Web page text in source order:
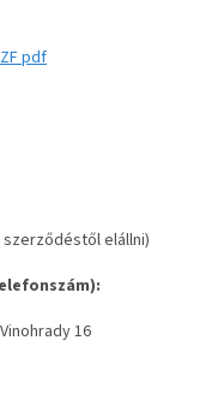
pdf
elállni)
16